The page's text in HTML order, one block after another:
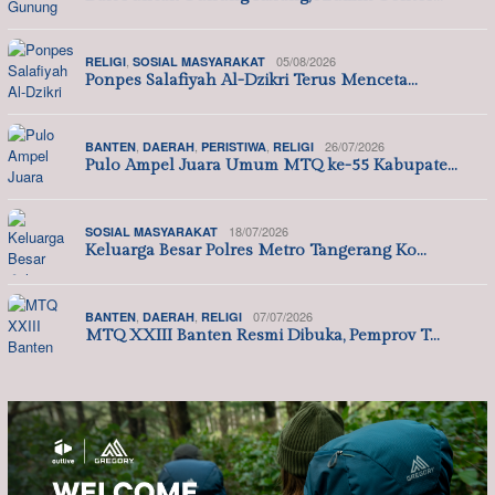
RELIGI SOSIAL MASYARAKAT 05/08/2026
Ponpes Salafiyah Al-Dzikri Terus Menceta…
BANTEN DAERAH PERISTIWA RELIGI 26/07/2026
Pulo Ampel Juara Umum MTQ ke-55 Kabupate…
SOSIAL MASYARAKAT 18/07/2026
Keluarga Besar Polres Metro Tangerang Ko…
BANTEN DAERAH RELIGI 07/07/2026
MTQ XXIII Banten Resmi Dibuka, Pemprov T…